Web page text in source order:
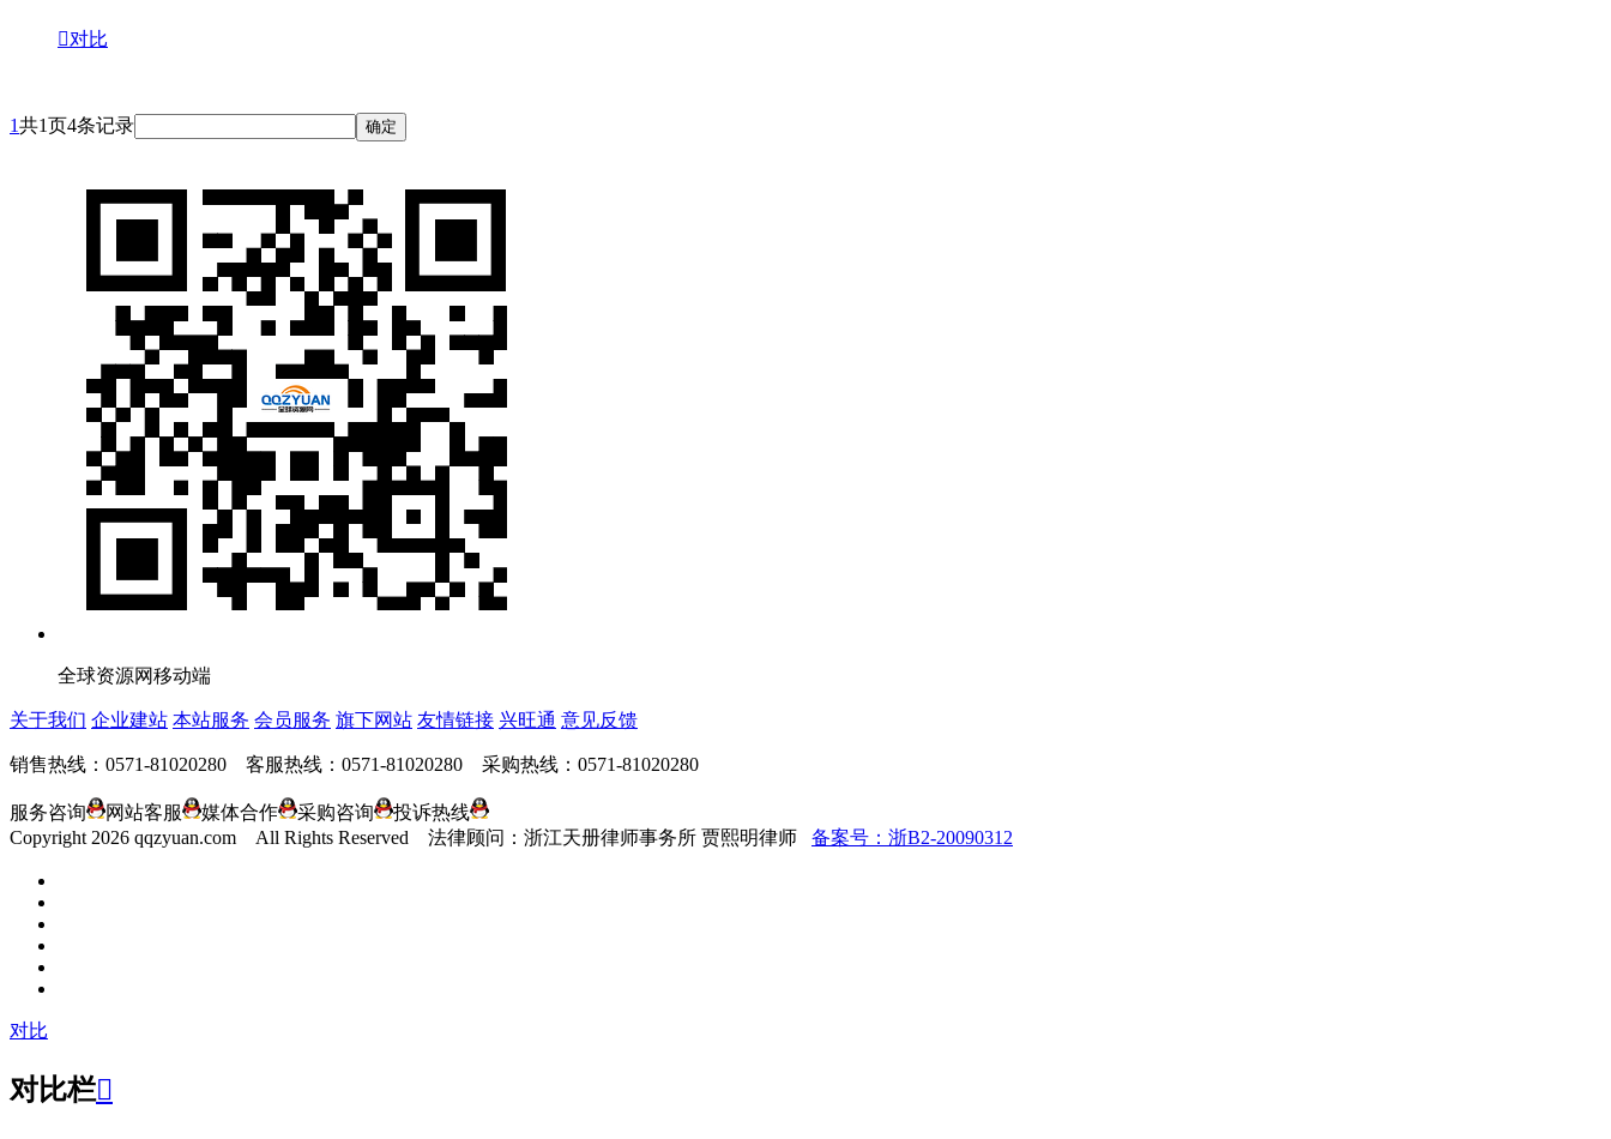
对比
1共1页4条记录 确定
全球资源网移动端
关于我们 企业建站 本站服务 会员服务 旗下网站 友情链接 兴旺通 意见反馈
销售热线：0571-81020280 客服热线：0571-81020280 采购热线：0571-81020280
服务咨询 网站客服 媒体合作 采购咨询
投诉热线
Copyright 2026 qqzyuan.com All Rights Reserved 法律顾问：浙江天册律师事务所 贾熙明律师 备案号：浙B2-20090312
对比
对比栏